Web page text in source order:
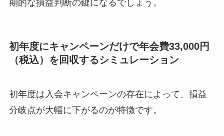
期的な損益判断の鍵になるでしょう。
初年度にキャンペーンだけで年会費33,000円
（税込）を回収するシミュレーション
初年度は入会キャンペーンの存在によって、損益
分岐点が大幅に下がるのが特徴です。